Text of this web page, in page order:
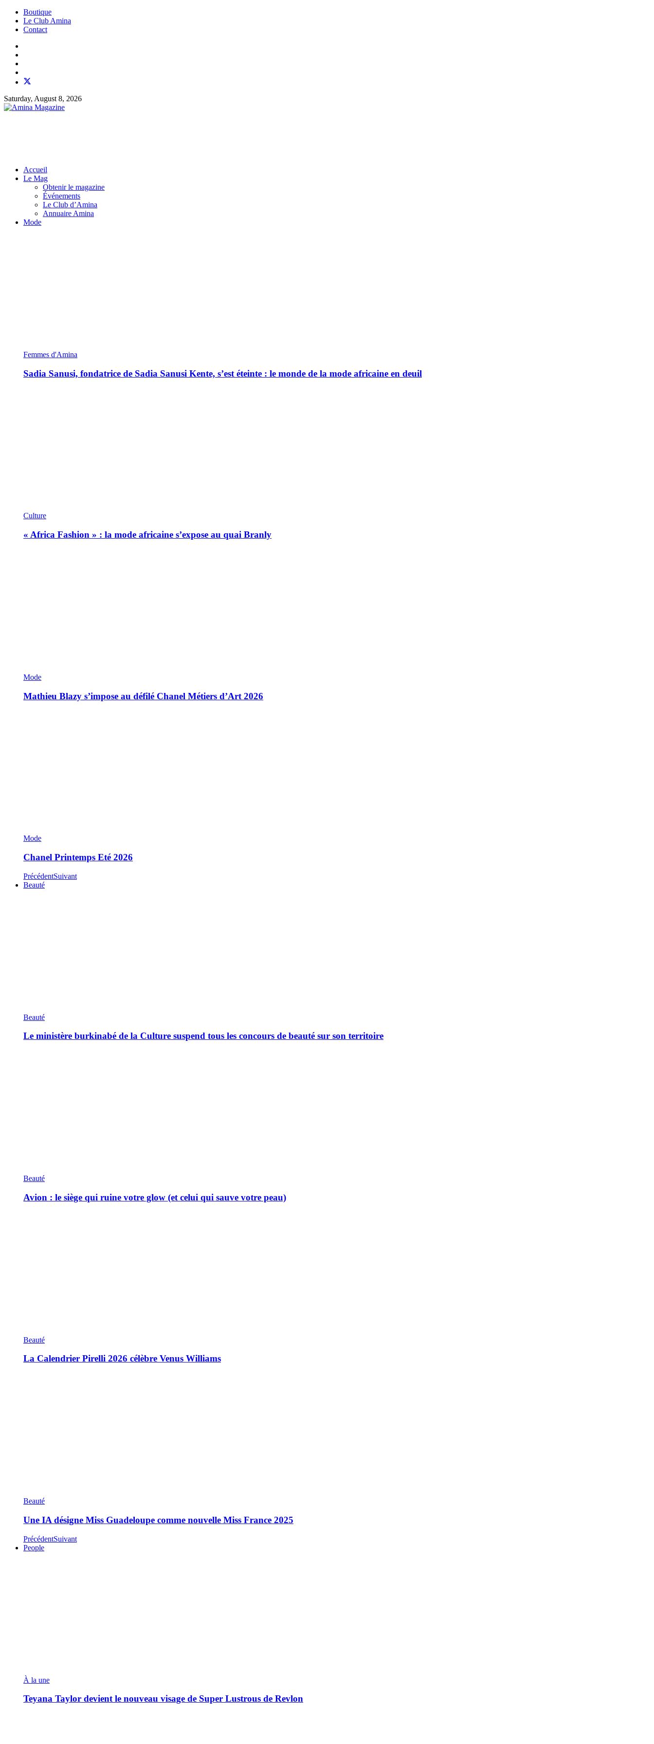
Boutique
Le Club Amina
Contact
Saturday, August 8, 2026
Accueil
Le Mag
Obtenir le magazine
Événements
Le Club d’Amina
Annuaire Amina
Mode
Femmes d'Amina
Sadia Sanusi, fondatrice de Sadia Sanusi Kente, s’est éteinte : le monde de la mode africaine en deuil
Culture
« Africa Fashion » : la mode africaine s’expose au quai Branly
Mode
Mathieu Blazy s’impose au défilé Chanel Métiers d’Art 2026
Mode
Chanel Printemps Eté 2026
PrécédentSuivant
Beauté
Beauté
Le ministère burkinabé de la Culture suspend tous les concours de beauté sur son territoire
Beauté
Avion : le siège qui ruine votre glow (et celui qui sauve votre peau)
Beauté
La Calendrier Pirelli 2026 célèbre Venus Williams
Beauté
Une IA désigne Miss Guadeloupe comme nouvelle Miss France 2025
PrécédentSuivant
People
À la une
Teyana Taylor devient le nouveau visage de Super Lustrous de Revlon